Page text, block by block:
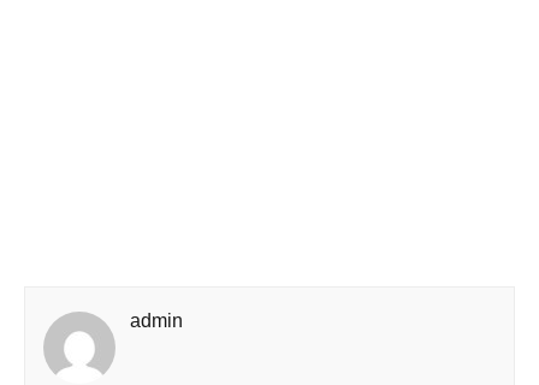
admin